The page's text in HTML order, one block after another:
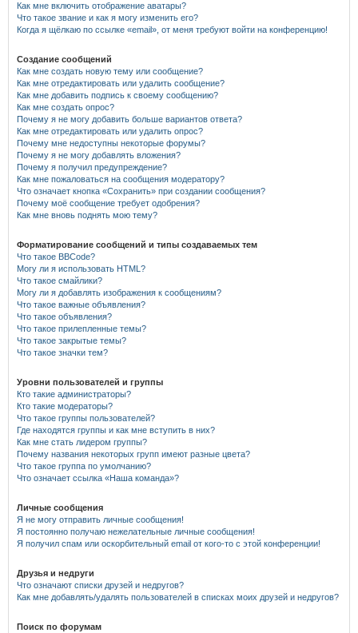
Как мне включить отображение аватары?
Что такое звание и как я могу изменить его?
Когда я щёлкаю по ссылке «email», от меня требуют войти на конференцию!
Создание сообщений
Как мне создать новую тему или сообщение?
Как мне отредактировать или удалить сообщение?
Как мне добавить подпись к своему сообщению?
Как мне создать опрос?
Почему я не могу добавить больше вариантов ответа?
Как мне отредактировать или удалить опрос?
Почему мне недоступны некоторые форумы?
Почему я не могу добавлять вложения?
Почему я получил предупреждение?
Как мне пожаловаться на сообщения модератору?
Что означает кнопка «Сохранить» при создании сообщения?
Почему моё сообщение требует одобрения?
Как мне вновь поднять мою тему?
Форматирование сообщений и типы создаваемых тем
Что такое BBCode?
Могу ли я использовать HTML?
Что такое смайлики?
Могу ли я добавлять изображения к сообщениям?
Что такое важные объявления?
Что такое объявления?
Что такое прилепленные темы?
Что такое закрытые темы?
Что такое значки тем?
Уровни пользователей и группы
Кто такие администраторы?
Кто такие модераторы?
Что такое группы пользователей?
Где находятся группы и как мне вступить в них?
Как мне стать лидером группы?
Почему названия некоторых групп имеют разные цвета?
Что такое группа по умолчанию?
Что означает ссылка «Наша команда»?
Личные сообщения
Я не могу отправить личные сообщения!
Я постоянно получаю нежелательные личные сообщения!
Я получил спам или оскорбительный email от кого-то с этой конференции!
Друзья и недруги
Что означают списки друзей и недругов?
Как мне добавлять/удалять пользователей в списках моих друзей и недругов?
Поиск по форумам